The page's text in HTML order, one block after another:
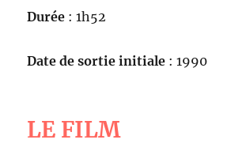
Durée : 1h52
Date de sortie initiale : 1990
LE FILM